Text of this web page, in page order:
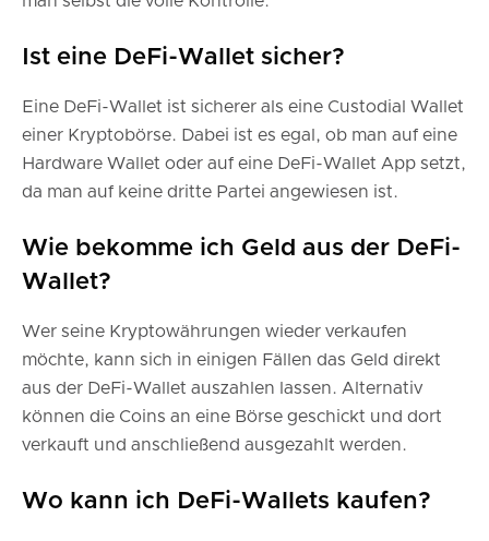
Ist eine DeFi-Wallet sicher?
Eine DeFi-Wallet ist sicherer als eine Custodial Wallet
einer Kryptobörse. Dabei ist es egal, ob man auf eine
Hardware Wallet oder auf eine DeFi-Wallet App setzt,
da man auf keine dritte Partei angewiesen ist.
Wie bekomme ich Geld aus der DeFi-
Wallet?
Wer seine Kryptowährungen wieder verkaufen
möchte, kann sich in einigen Fällen das Geld direkt
aus der DeFi-Wallet auszahlen lassen. Alternativ
können die Coins an eine Börse geschickt und dort
verkauft und anschließend ausgezahlt werden.
Wo kann ich DeFi-Wallets kaufen?